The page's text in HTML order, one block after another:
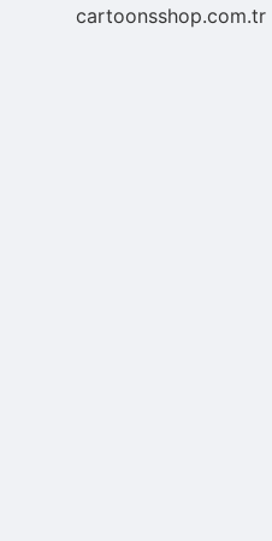
cartoonsshop.com.tr